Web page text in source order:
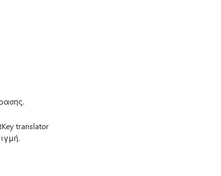
translator